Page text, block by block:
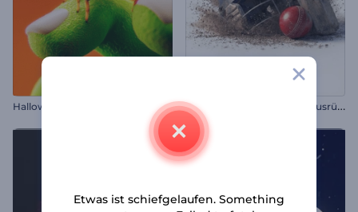
Halloween-Spinnen-Intro E
inführung in die Cricket-Ausrüstung
Etwas ist schiefgelaufen. Something